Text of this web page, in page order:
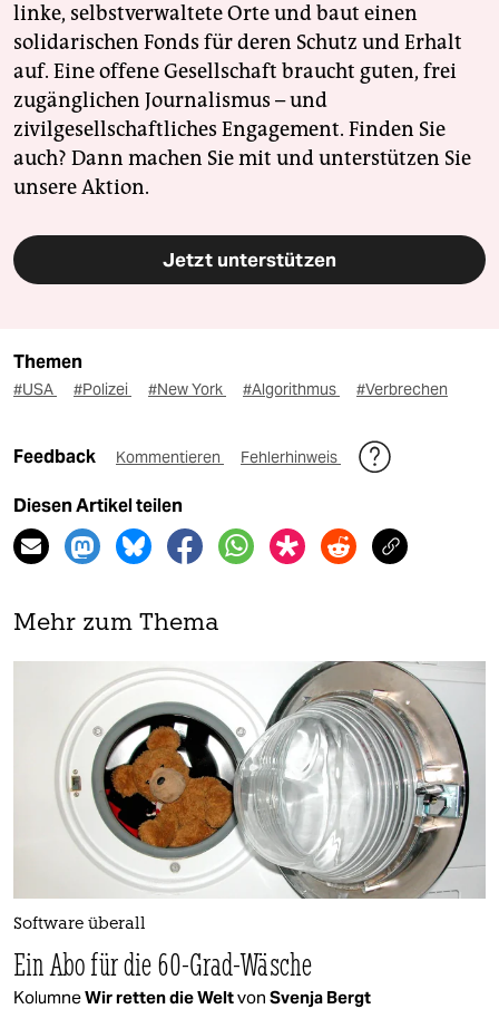
linke, selbstverwaltete Orte und baut einen
solidarischen Fonds für deren Schutz und Erhalt
auf. Eine offene Gesellschaft braucht guten, frei
zugänglichen Journalismus – und
zivilgesellschaftliches Engagement. Finden Sie
auch? Dann machen Sie mit und unterstützen Sie
unsere Aktion.
Jetzt unterstützen
Themen
#USA #Polizei #New York #Algorithmus #Verbrechen
Feedback Kommentieren Fehlerhinweis
Diesen Artikel teilen
Mehr zum Thema
Software überall
Ein Abo für die 60-Grad-Wäsche
KolumneWir retten die Weltvon Svenja Bergt